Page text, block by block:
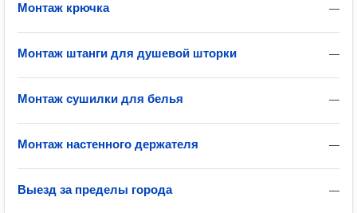
—
Монтаж крючка
—
Монтаж штанги для душевой шторки
—
Монтаж сушилки для белья
—
Монтаж настенного держателя
—
Выезд за пределы города